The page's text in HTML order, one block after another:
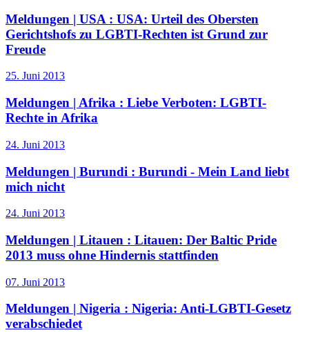
Meldungen | USA : USA: Urteil des Obersten
Gerichtshofs zu LGBTI-Rechten ist Grund zur
Freude
25. Juni 2013
Meldungen | Afrika : Liebe Verboten: LGBTI-
Rechte in Afrika
24. Juni 2013
Meldungen | Burundi : Burundi - Mein Land liebt
mich nicht
24. Juni 2013
Meldungen | Litauen : Litauen: Der Baltic Pride
2013 muss ohne Hindernis stattfinden
07. Juni 2013
Meldungen | Nigeria : Nigeria: Anti-LGBTI-Gesetz
verabschiedet